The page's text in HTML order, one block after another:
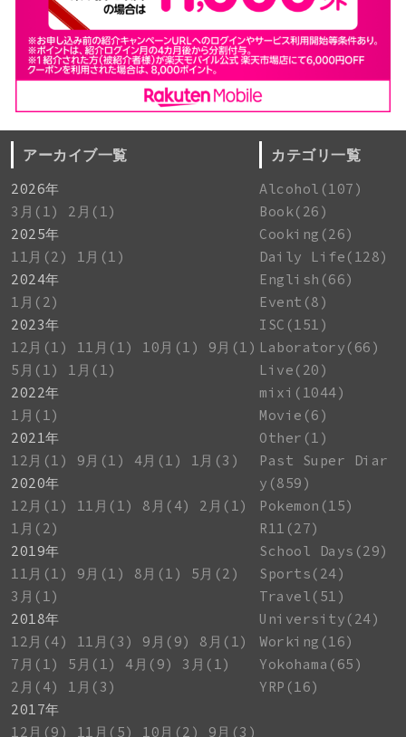
アーカイブ一覧
2026年
3月(1)
2月(1)
2025年
11月(2)
1月(1)
2024年
1月(2)
2023年
12月(1)
11月(1) 10月(1)
9月(1)
5月(1)
1月(1)
2022年
1月(1)
2021年
12月(1)
9月(1) 4月(1)
1月(3)
2020年
12月(1)
11月(1) 8月(4)
2月(1)
1月(2)
2019年
11月(1)
9月(1) 8月(1)
5月(2)
3月(1)
2018年
12月(4)
11月(3) 9月(9)
8月(1)
7月(1)
5月(1) 4月(9)
3月(1)
2月(4)
1月(3)
2017年
12月(9)
11月(5) 10月(2)
9月(3)
カテゴリ一覧
Alcohol(107)
Book(26)
Cooking(26)
Daily Life(128)
English(66)
Event(8)
ISC(151)
Laboratory(66)
Live(20)
mixi(1044)
Movie(6)
Other(1)
Past Super Diar
y(859)
Pokemon(15)
R11(27)
School Days(29)
Sports(24)
Travel(51)
University(24)
Working(16)
Yokohama(65)
YRP(16)